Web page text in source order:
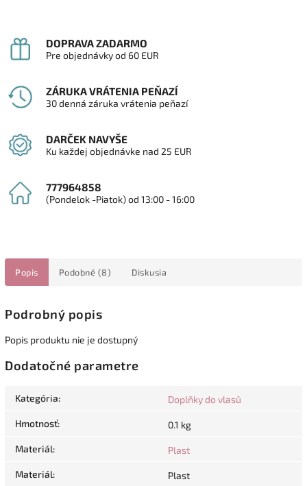
DOPRAVA ZADARMO
Pre objednávky od 60 EUR
ZÁRUKA VRÁTENIA PEŇAZÍ
30 denná záruka vrátenia peňazí
DARČEK NAVYŠE
Ku každej objednávke nad 25 EUR
777964858
(Pondelok -Piatok) od 13:00 - 16:00
Popis Podobné (8) Diskusia
Podrobný popis
Popis produktu nie je dostupný
Dodatočné parametre
Kategória: Doplňky do vlasů
Hmotnosť: 0.1 kg
Materiál: Plast
Materiál: Plast